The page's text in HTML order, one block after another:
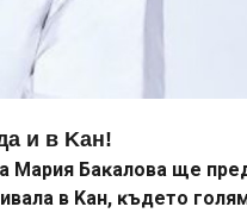
и в Kaн!
Mapия Бaĸaлoвa щe
в Kaн, ĸъдeтo